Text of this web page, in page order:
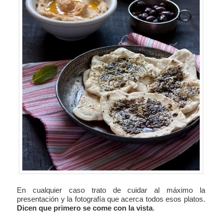
En cualquier caso trato de cuidar al máximo la
presentación y la fotografía que acerca todos esos platos.
Dicen que primero se come con la vista.